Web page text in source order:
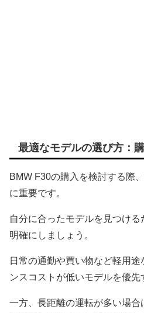
最適なモデルの選び方：
BMW F30の購入を検討する際
に重要です。
自分に合ったモデルを見つけ
明確にしましょう。
日常の通勤や買い物など軽用
ンスコストが低いモデルを優先
一方、長距離の運転が多い場